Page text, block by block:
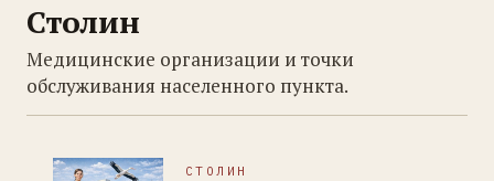
Столин
Медицинские организации и точки
обслуживания населенного пункта.
СТОЛИН